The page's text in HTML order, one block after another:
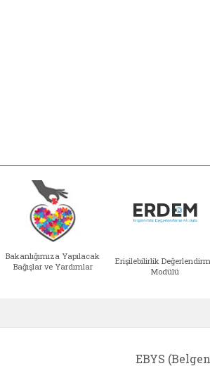
Bakanlığımıza Yapılacak
Bağışlar ve Yardımlar
Erişilebilirlik
Modülü
EBYS